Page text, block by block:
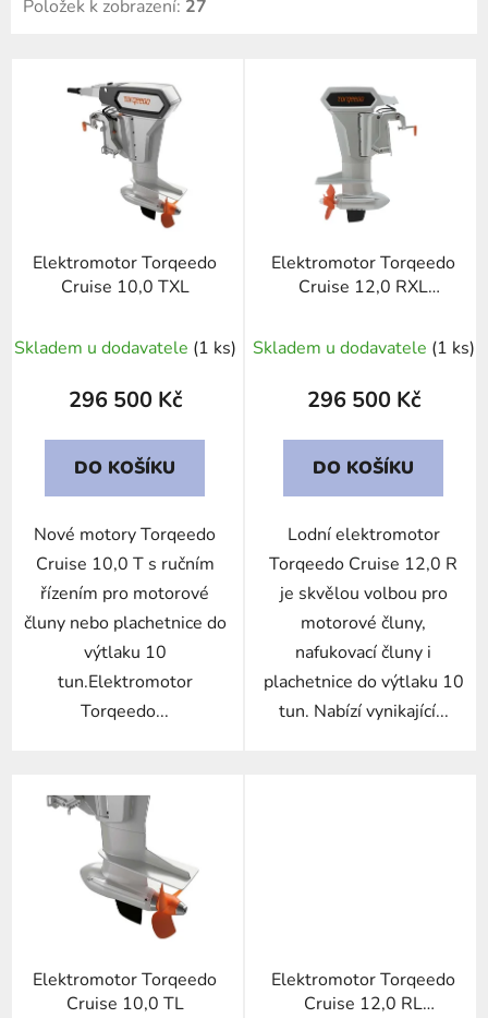
Položek k zobrazení: 27
k
Elektromotor Torqeedo
Cruise 10,0 TXL
Skladem u dodavatele (1 ks)
296 500 Kč
DO KOŠÍKU
Nové motory Torqeedo
Cruise 10,0 T s ručním
řízením pro motorové
čluny nebo plachetnice do
výtlaku 10
tun.Elektromotor
Torqeedo...
Elektromotor Torqeedo
Cruise 12,0 RXL
Skladem u dodavatele (1 ks)
296 500 Kč
DO KOŠÍKU
Lodní elektromotor
Torqeedo Cruise 12,0 R
je skvělou volbou pro
motorové čluny,
nafukovací čluny i
plachetnice do výtlaku 10
tun. Nabízí vynikající...
Elektromotor Torqeedo
Cruise 10,0 TL
Elektromotor Torqeedo
Cruise 12,0 RL